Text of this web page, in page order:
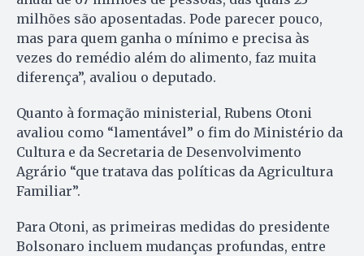
milhões são aposentadas. Pode parecer pouco,
mas para quem ganha o mínimo e precisa às
vezes do remédio além do alimento, faz muita
diferença”, avaliou o deputado.
Quanto à formação ministerial, Rubens Otoni
avaliou como “lamentável” o fim do Ministério da
Cultura e da Secretaria de Desenvolvimento
Agrário “que tratava das políticas da Agricultura
Familiar”.
Para Otoni, as primeiras medidas do presidente
Bolsonaro incluem mudanças profundas, entre